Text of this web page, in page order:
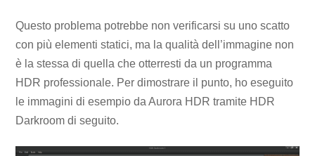
Questo problema potrebbe non verificarsi su uno scatto
con più elementi statici, ma la qualità dell’immagine non
è la stessa di quella che otterresti da un programma
HDR professionale. Per dimostrare il punto, ho eseguito
le immagini di esempio da Aurora HDR tramite HDR
Darkroom di seguito.